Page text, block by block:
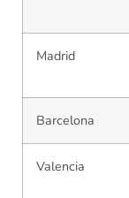
Madrid
Barcelona
Valencia